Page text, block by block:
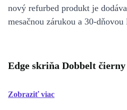
nový refurbed produkt je
mesačnou zárukou a 30-
Edge skriňa Dobbelt
Zobraziť viac